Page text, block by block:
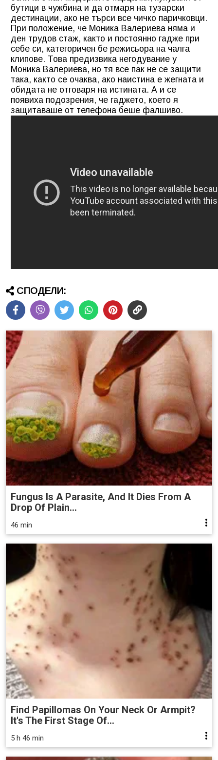
бутици в чужбина и да отмаря на тузарски
дестинации, ако не търси все чичко паричковци.
При положение, че Моника Валериева няма и
ден трудов стаж, както и постоянно гадже при
себе си, категоричен бе режисьора на чалга
клипове. Това предизвика негодувание у
Моника Валериева, но тя все пак не се защити
така, както се очаква, ако наистина е жегната и
обидата не отговаря на истината. А и се
появиха подозрения, че гаджето, което я
защитаваше от телефона беше фалшиво.
СПОДЕЛИ:
Fungus Is A Parasite, And It Dies From A
Drop Of Plain...
46 min
Find Papillomas On Your Neck Or Armpit?
It's The First Stage Of...
5 h 46 min